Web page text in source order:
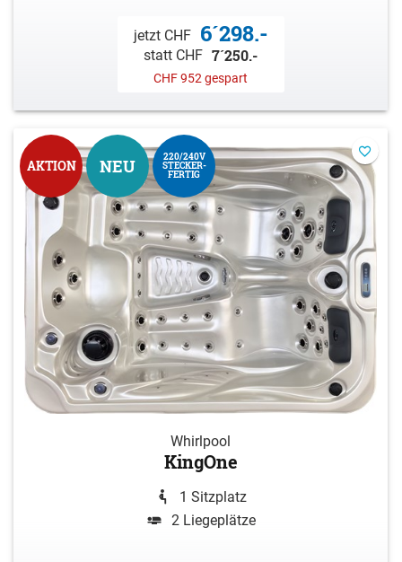
jetzt CHF 6´298.-
statt CHF 7´250.-
CHF 952 gespart
AKTION NEU 220/240V
STECKER-
FERTIG
Whirlpool
KingOne
1 Sitzplatz
2 Liegeplätze